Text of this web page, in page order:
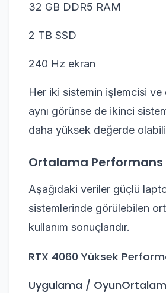
32 GB DDR5 RAM
2 TB SSD
240 Hz ekran
Her iki sistemin işlemcisi ve
aynı görünse de ikinci
daha yüksek değerde
Ortalama Performans
Aşağıdaki veriler güçlü
sistemlerinde görülebilen
kullanım sonuçlarıdır.
RTX 4060 Yüksek
Uygulama /